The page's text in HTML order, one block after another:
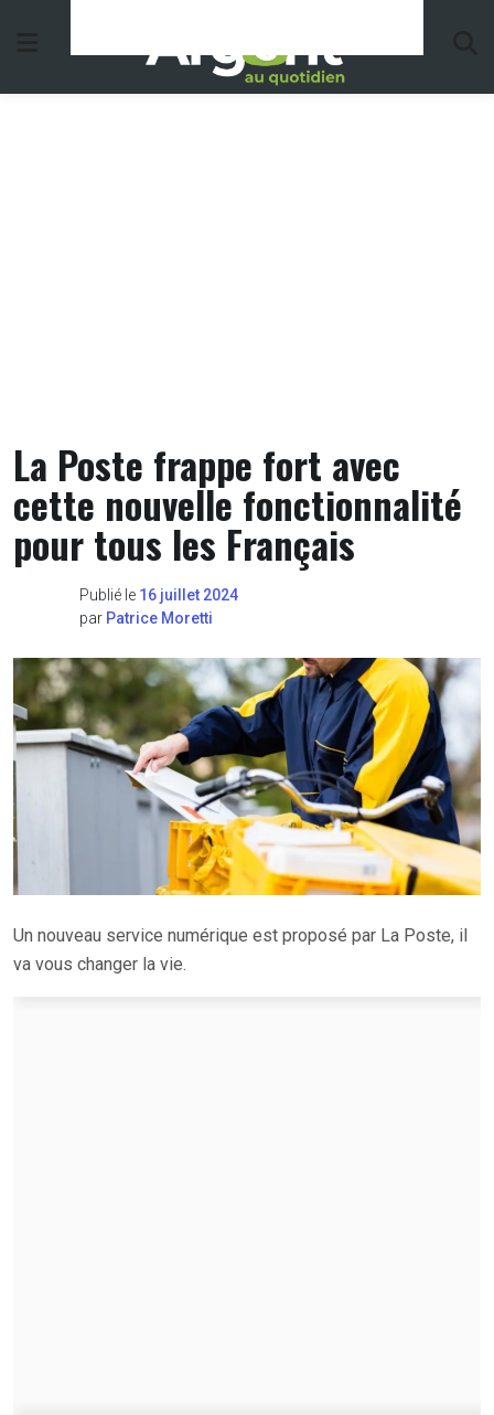
La Poste frappe fort avec
cette nouvelle fonctionnalité
pour tous les Français
Publié le 16 juillet 2024
par Patrice Moretti
Un nouveau service numérique est proposé par La Poste, il
va vous changer la vie.